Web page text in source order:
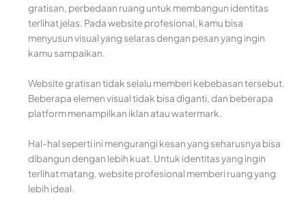
gratisan, perbedaan ruang untuk membangun identitas
terlihat jelas. Pada website profesional, kamu bisa
menyusun visual yang selaras dengan pesan yang ingin
kamu sampaikan.
Website gratisan tidak selalu memberi kebebasan tersebut.
Beberapa elemen visual tidak bisa diganti, dan beberapa
platform menampilkan iklan atau watermark.
Hal-hal seperti ini mengurangi kesan yang seharusnya bisa
dibangun dengan lebih kuat. Untuk identitas yang ingin
terlihat matang, website profesional memberi ruang yang
lebih ideal.